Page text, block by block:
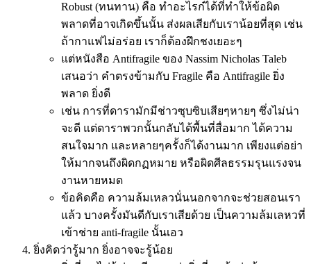
Robust (ทนทาน) คือ ทำอะไรก๋ได้ที่ทำให้ข้อผิด
พลาดที่อาจเกิดขึ้นนั้น ส่งผลเสียกับเราน้อยที่สุด เช่น
ถ้ากาแฟไม่อร่อย เราก็ต้องฝึกชงเยอะๆ
แต่หนังสือ Antifragile ของ Nassim Nicholas Taleb
เสนอว่า คำตรงข้ามกับ Fragile คือ Antifragile ยิ่ง
พลาด ยิ่งดี
เช่น การที่ดารามักมีช่าวซุบซิบเสียๆหายๆ ซึ่งไม่น่า
จะดี แต่ดาราพวกนั้นกลับได้พื้นที่สื่อมาก ได้ความ
สนใจมาก และหลายๆครั้งก็ได้งานมาก เพียงแต่อย่า
ให้มากจนถึงผิดกฏหมาย หรือผิดศีลธรรมรุนแรงจน
งานหายหมด
ข้อคิดคือ ความล้มเหลวนั่นนอกจากจะช่วยสอนเรา
แล้ว บางครั้งมันดีกับเราเสียด้วย เป็นความล้มเลหวที่
เข้าช่าย anti-fragile นั้นเอว
ยิ่งคิดว่ารู้มาก ยิ่งอาจจะรู้น้อย